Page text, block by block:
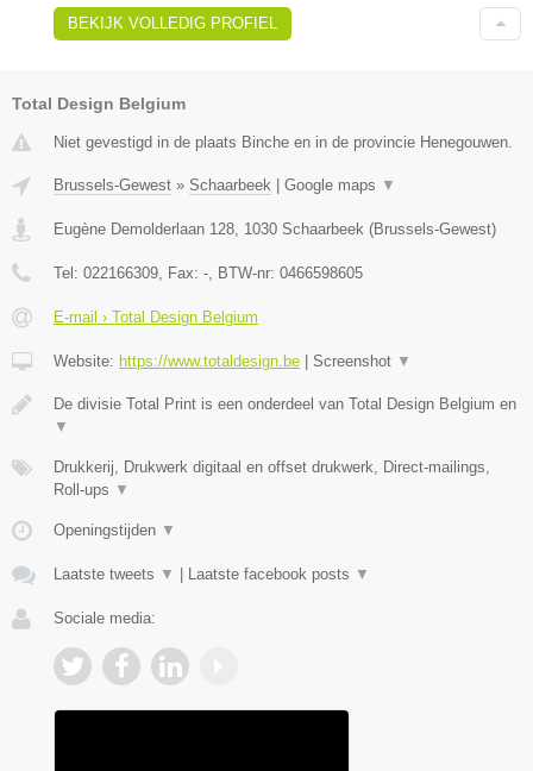
BEKIJK VOLLEDIG PROFIEL
Total Design Belgium
Niet gevestigd in de plaats Binche en in de provincie Henegouwen.
Brussels-Gewest » Schaarbeek | Google maps ▼
Eugène Demolderlaan 128 1030 Schaarbeek (Brussels-Gewest)
Tel: 022166309 , Fax: - , BTW-nr: 0466598605
E-mail › Total Design Belgium
Website: https://www.totaldesign.be | Screenshot ▼
De divisie Total Print is een onderdeel van Total Design Belgium en
▼
Drukkerij, Drukwerk digitaal en offset drukwerk, Direct-mailings,
Roll-ups ▼
Openingstijden ▼
Laatste tweets ▼ | Laatste facebook posts ▼
Sociale media: